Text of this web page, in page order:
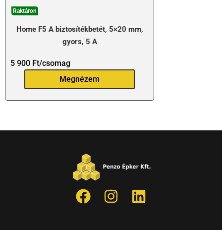
Raktáron
Home F5 A biztosítékbetét, 5×20 mm,
gyors, 5 A
5 900 Ft/csomag
Megnézem